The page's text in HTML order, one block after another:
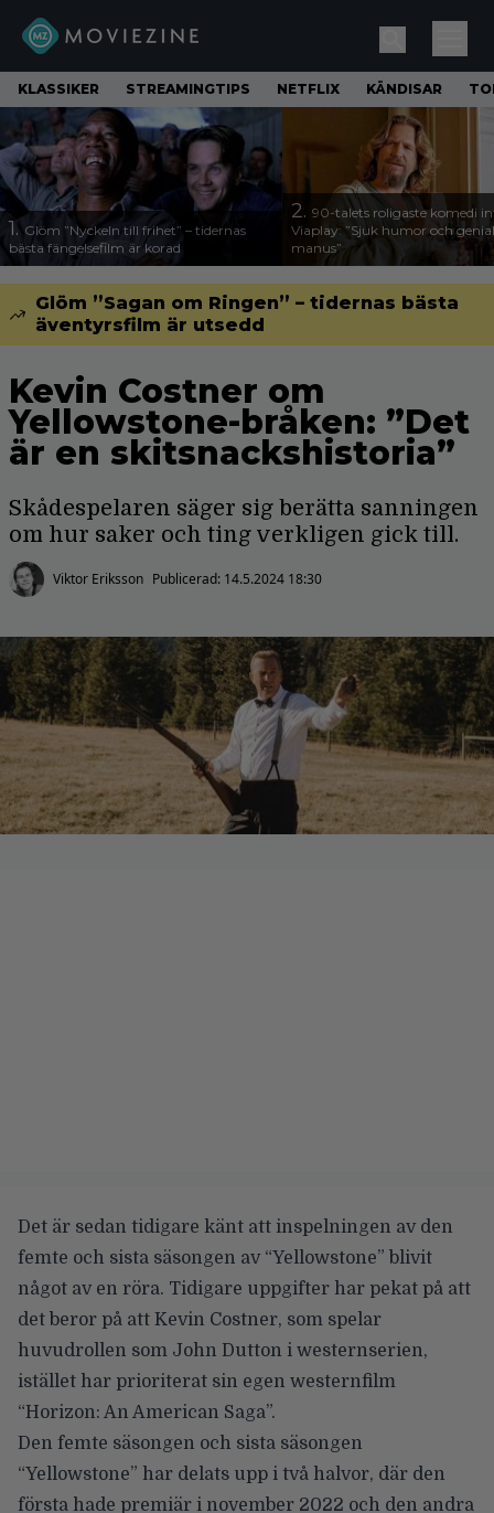
KLASSIKER STREAMINGTIPS NETFLIX KÄNDISAR
1. Glöm ”Nyckeln till frihet” – tidernas
bästa fängelsefilm är korad
2. 90-talets roligaste komedi
Viaplay: ”Sjuk humor och
manus”
Glöm ”Sagan om Ringen” – tidernas bästa
äventyrsfilm är utsedd
Kevin Costner om
Yellowstone-bråken: ”Det
är en skitsnackshistoria”
Skådespelaren säger sig berätta sanningen
om hur saker och ting verkligen gick till.
Viktor Eriksson Publicerad: 14.5.2024 18:30
Det är sedan tidigare känt att inspelningen av den
femte och sista säsongen av “Yellowstone” blivit
något av en röra. Tidigare uppgifter har pekat på att
det beror på att Kevin Costner, som spelar
huvudrollen som John Dutton i westernserien,
istället har prioriterat sin egen westernfilm
“Horizon: An American Saga”.
Den femte säsongen och sista säsongen
“Yellowstone” har delats upp i två halvor, där den
första hade premiär i november 2022 och den andra